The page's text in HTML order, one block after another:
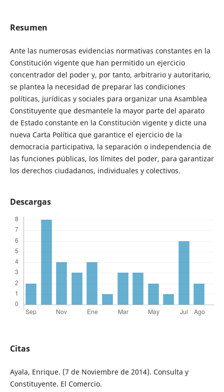
Resumen
Ante las numerosas evidencias normativas constantes en la
Constitución vigente que han permitido un ejercicio
concentrador del poder y, por tanto, arbitrario y autoritario,
se plantea la necesidad de preparar las condiciones
políticas, jurídicas y sociales para organizar una Asamblea
Constituyente que desmantele la mayor parte del aparato
de Estado constante en la Constitución vigente y dicte una
nueva Carta Política que garantice el ejercicio de la
democracia participativa, la separación o independencia de
las funciones públicas, los límites del poder, para garantizar
los derechos ciudadanos, individuales y colectivos.
Descargas
Citas
Ayala, Enrique. (7 de Noviembre de 2014). Consulta y
Constituyente. El Comercio.